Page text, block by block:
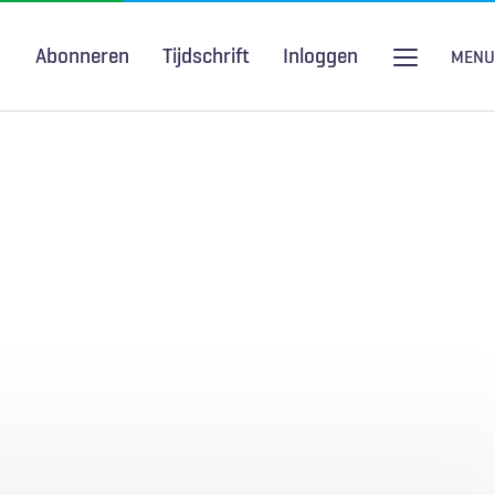
Abonneren Tijdschrift Inloggen MENU